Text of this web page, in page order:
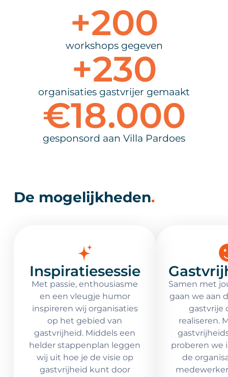
workshops gegeven
+200
organisaties gastvrijer gemaakt
+230
gesponsord aan Villa Pardoes
€18.000
De mogelijkheden.
Inspiratiesessie
Met passie, enthousiasme
en een vleugje humor
inspireren wij organisaties
op het gebied van
gastvrijheid. Middels een
helder stappenplan leggen
wij uit hoe je de visie op
gastvrijheid kunt door
Samen met
gaan we aan
gastvrije
realiseren.
proberen we
de